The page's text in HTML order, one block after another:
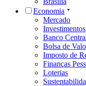
Economia
Mercado
Investimentos
Banco
Bolsa de
Imposto de
Finanças
Loterias